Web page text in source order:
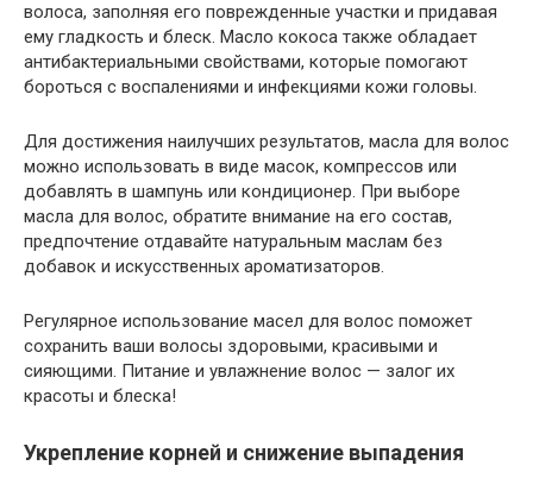
волоса, заполняя его поврежденные участки и придавая
ему гладкость и блеск. Масло кокоса также обладает
антибактериальными свойствами, которые помогают
бороться с воспалениями и инфекциями кожи головы.
Для достижения наилучших результатов, масла для волос
можно использовать в виде масок, компрессов или
добавлять в шампунь или кондиционер. При выборе
масла для волос, обратите внимание на его состав,
предпочтение отдавайте натуральным маслам без
добавок и искусственных ароматизаторов.
Регулярное использование масел для волос поможет
сохранить ваши волосы здоровыми, красивыми и
сияющими. Питание и увлажнение волос — залог их
красоты и блеска!
Укрепление корней и снижение выпадения